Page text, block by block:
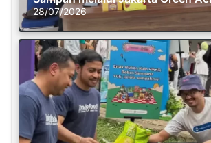
28/07/2026